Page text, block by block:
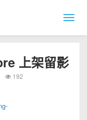
上架留影
192